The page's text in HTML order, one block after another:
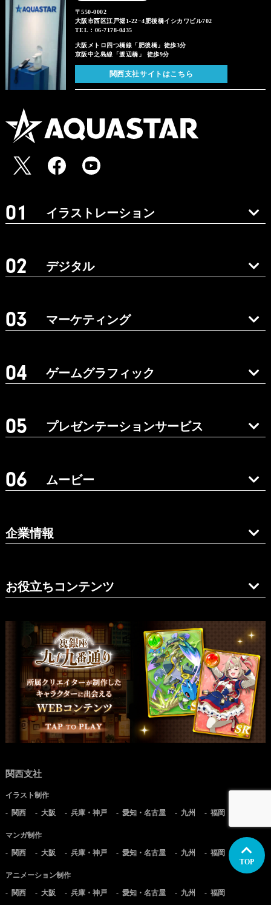
〒550-0002
大阪市西区江戸堀1-22−4肥後橋イシカワビル702
TEL：06-7178-0435
大阪メトロ四つ橋線「肥後橋」徒歩3分
京阪中之島線「渡辺橋」 徒歩9分
関西支社サイトはこちら
TOP
イラストレーション
デジタル
マーケティング
ゲームグラフィック
プレゼンテーションサービス
ムービー
企業情報
お役立ちコンテンツ
関西支社
イラスト制作
関西 大阪 兵庫・神戸 愛知・名古屋 九州 福岡
マンガ制作
関西 大阪 兵庫・神戸 愛知・名古屋 九州 福岡
アニメーション制作
関西 大阪 兵庫・神戸 愛知・名古屋 九州 福岡